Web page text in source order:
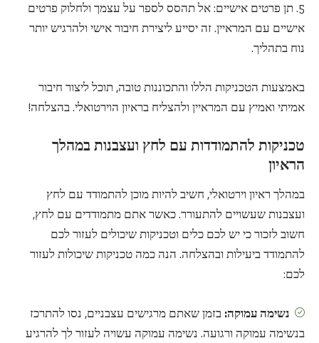
5. תן פרטים אישיים: אל תהסס לספר על עצמך ולחלוק פרטים
אישיים עם המראיין. זה יסייע ליצירת חיבור אישי ולהרגיש יותר
נוח בתהליך.
באמצעות הטכניקות הללו והתכוננות טובה, תוכל ליצור חיבור
אמיתי ואמיץ עם המראיין ולהצליח בראיון הוירטואלי. בהצלחה!
טכניקות להתמודדות עם לחץ ועצבנות במהלך
הראיון
במהלך ראיון וירטואלי, חשיב להיות מוכן להתמודד עם לחץ
ועצבנות שעשויים להתעורר. כאשר אתם מתמודדים עם לחץ,
חשוב לזכור כי יש לכם כלים וטכניקות שיכולים לעזור לכם
להתמודד ביעילות ובהצלחה. הנה כמה טכניקות שיכולות לעזור
לכם:
נשימה עמוקה: בזמן שאתם מרגישים עצבניים, נסו להתרכז
בנשימה עמוקה ורגועה. נשימה עמוקה עשויה לעזור לך להרגיע